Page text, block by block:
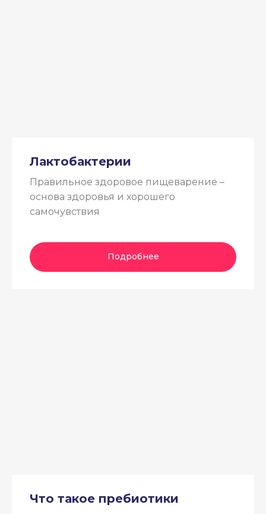
Лактобактерии
Правильное здоровое пищеварение –
основа здоровья и хорошего
самочувствия
Подробнее
Что такое пребиотики